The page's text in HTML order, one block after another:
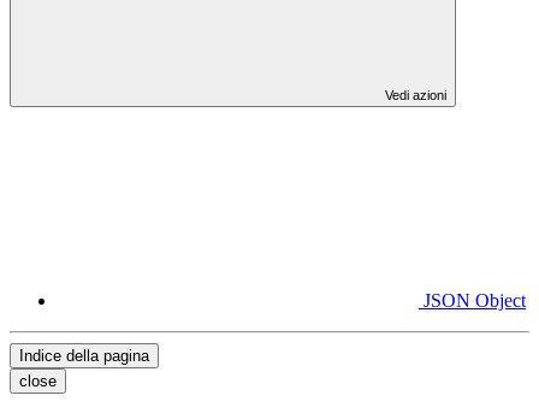
Vedi azioni
JSON Object
Indice della pagina
close